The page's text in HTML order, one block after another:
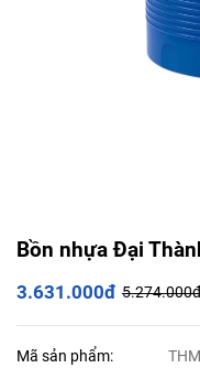
Bồn nhựa Đại
3.631.000đ 5.274.000đ
Mã sản phẩm: